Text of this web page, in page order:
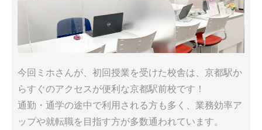
今回ミホさんが、初回授業を受けた校舎は、京都駅か
らすぐのアクセスが便利な京都駅前校です！
通勤・通学の途中で利用される方も多く、業務効率ア
ップや就転職を目指す方が多数通われています。